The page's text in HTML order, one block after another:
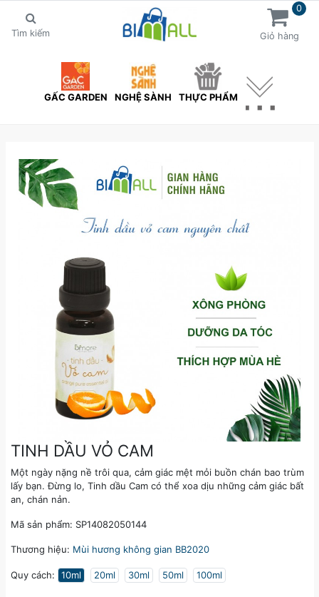
Tìm kiếm
0
Giỏ hàng
GẤC GARDEN NGHỆ SÀNH THỰC PHẨM
TINH DẦU VỎ CAM
Một ngày nặng nề trôi qua, cảm giác mệt mỏi buồn chán bao trùm
lấy bạn. Đừng lo, Tinh dầu Cam có thể xoa dịu những cảm giác bất
an, chán nản.
Mã sản phẩm: SP14082050144
Thương hiệu: Mùi hương không gian BB2020
Quy cách: 10ml 20ml 30ml 50ml 100ml